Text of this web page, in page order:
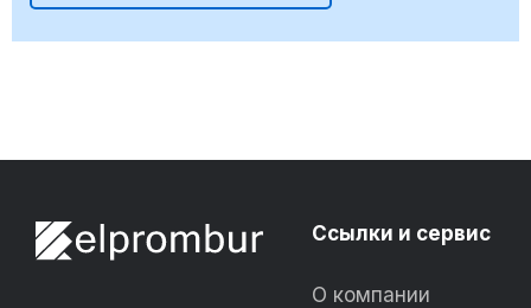
Ссылки и сервис
О компании